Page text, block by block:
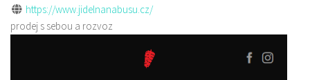
https://www.jidelnanabusu.cz/
prodej s sebou a rozvoz